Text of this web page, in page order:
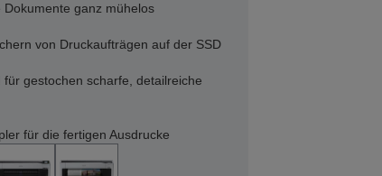
ganz mühelos
von Druckaufträgen auf der SSD
gestochen scharfe, detailreiche
für die fertigen Ausdrucke